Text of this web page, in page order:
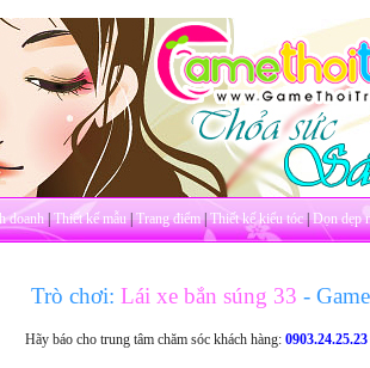
doanh|Thiết kế mẫu|Trang điểm|Thiết kế kiểu tóc|Dọn dẹp
Trò chơi: Lái xe bắn súng 33-
Hãy báo cho trung tâm chăm sóc khách hàng:0903.24.25.23